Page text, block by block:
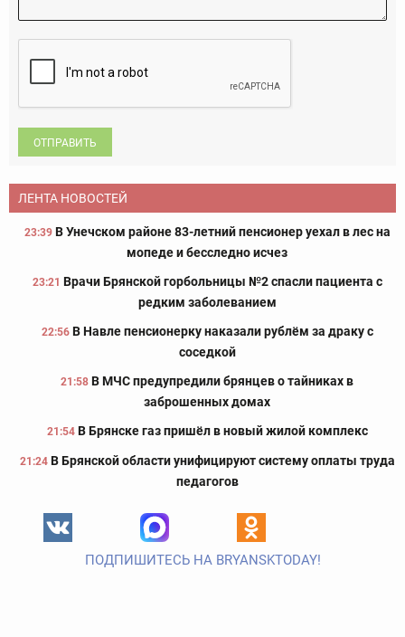
ОТПРАВИТЬ
ЛЕНТА НОВОСТЕЙ
23:39 В Унечском районе 83-летний пенсионер уехал в лес на
мопеде и бесследно исчез
23:21 Врачи Брянской горбольницы №2 спасли пациента с
редким заболеванием
22:56 В Навле пенсионерку наказали рублём за драку с
соседкой
21:58 В МЧС предупредили брянцев о тайниках в
заброшенных домах
21:54 В Брянске газ пришёл в новый жилой комплекс
21:24 В Брянской области унифицируют систему оплаты труда
педагогов
ПОДПИШИТЕСЬ НА BRYANSKTODAY!